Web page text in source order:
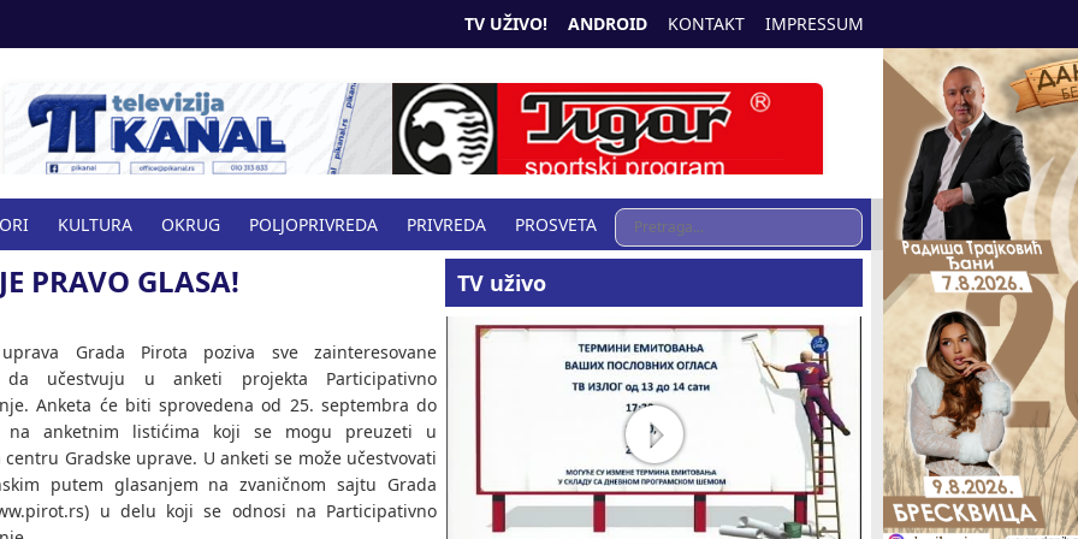
TV UŽIVO! ANDROID KONTAKT IMPRESSUM
KULTURA OKRUG POLJOPRIVREDA PRIVREDA PROSVETA
PRAVO GLASA!
Grada Pirota poziva sve zainteresovane
da učestvuju u anketi projekta Participativno
Anketa će biti sprovedena od 25. septembra do
na anketnim listićima koji se mogu preuzeti u
centru Gradske uprave. U anketi se može učestvovati
putem glasanjem na zvaničnom sajtu Grada
u delu koji se odnosi na Participativno
TV uživo